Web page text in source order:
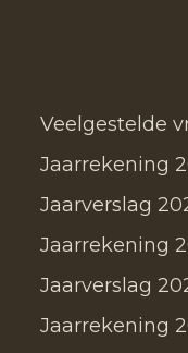
Veelgestelde
Jaarrekening
Jaarverslag
Jaarrekening
Jaarverslag
Jaarrekening